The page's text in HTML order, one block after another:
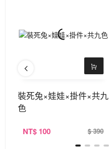
裝死兔×娃娃×掛件×共九
色
NT$ 100 $ 390